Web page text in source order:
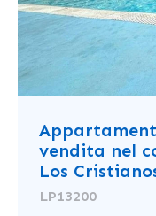
vendita nel
Los
LP13200